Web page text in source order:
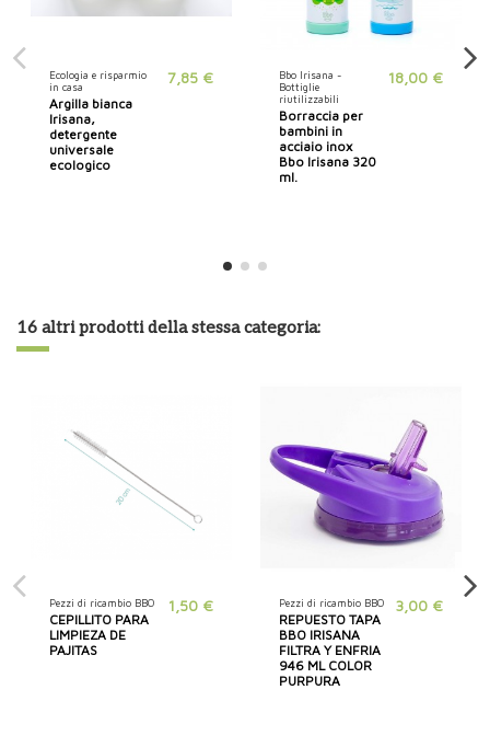
Ecologia e risparmio
in casa
Argilla bianca
Irisana,
detergente
universale
ecologico
7,85 €
Bbo Irisana -
Bottiglie
riutilizzabili
Borraccia per
bambini in
acciaio inox
Bbo Irisana 320
ml.
18,00 €
16 altri prodotti della stessa categoria:
Pezzi di ricambio BBO
CEPILLITO PARA
LIMPIEZA DE
PAJITAS
1,50 € Pezzi di ricambio BBO
REPUESTO TAPA
BBO IRISANA
FILTRA Y ENFRIA
946 ML COLOR
PURPURA
3,00 €